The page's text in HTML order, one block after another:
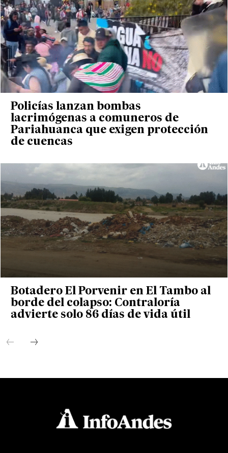
Policías lanzan bombas
lacrimógenas a comuneros de
Pariahuanca que exigen protección
de cuencas
Botadero El Porvenir en El Tambo al
borde del colapso: Contraloría
advierte solo 86 días de vida útil